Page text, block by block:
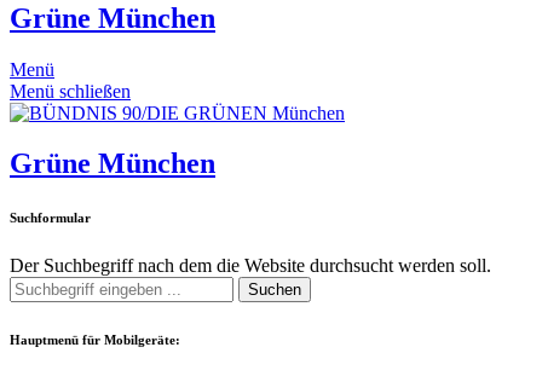
Grüne München
Menü
Menü schließen
Grüne München
Suchformular
Der Suchbegriff nach dem die Website durchsucht werden soll.
Suchen
Hauptmenü für Mobilgeräte: